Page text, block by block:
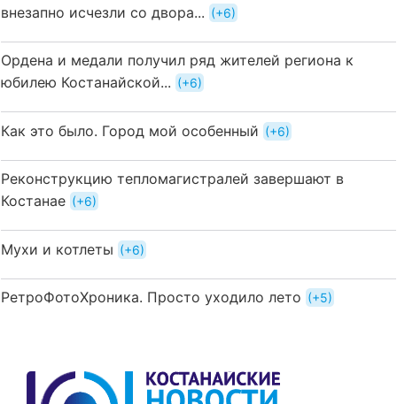
внезапно исчезли со двора...
+6
Ордена и медали получил ряд жителей региона к
юбилею Костанайской...
+6
Как это было. Город мой особенный +6
Реконструкцию тепломагистралей завершают в
Костанае
+6
Мухи и котлеты +6
РетроФотоХроника. Просто уходило лето +5